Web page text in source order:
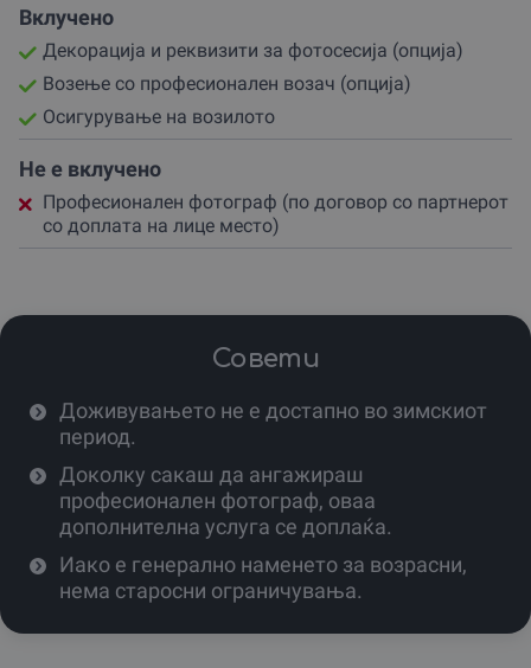
Професионалниот возач на партнерот ќе те пренесе до
ресторанот, матичното, или до познатите локалитети
каде сакаш да направиш брзи, но ефектни
фотографии.
Ова доживување гарантира дека твојот влез ќе биде
Оваа ретро авантура е достапна за минимум 1, а
максимум 3 учесници.
Доживувањето не е достапно во зимскиот период или
кога времето е лошо (дожд, снег), бидејќи безбедноста
Затоа, резервирај го твојот термин на време –
најдобро 1-2 недели однапред – за да си обезбедиш
совршен пролетен, летен или есенски ден за твојата
незаборавна емоција.
Можеш да доплатиш (по договор со партнер со
доплата на лице место) и за професионален фотограф
за целосно заокружување на фотографското
Вклучено
Декорација и реквизити за фотосесија (опција)
Возење со професионален возач (опција)
Осигурување на возилото
Не е вклучено
Професионален фотограф (по договор со партнерот
со доплата на лице место)
Совети
Доживувањето не е достапно во зимскиот
период.
Доколку сакаш да ангажираш
професионален фотограф, оваа
дополнителна услуга се доплаќа.
Иако е генерално наменето за возрасни,
нема старосни ограничувања.